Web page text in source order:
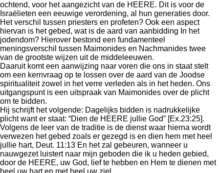
ochtend, voor het aangezicht van de HEERE. Dit is voor de
Israëlieten een eeuwige verordening, al hun generaties door.
Het verschil tussen priesters en profeten? Ook een aspect
hiervan is het gebed, wat is de aard van aanbidding In het
jodendom? Hierover bestond een fundamenteel
meningsverschil tussen Maimonides en Nachmanides twee
van de grootste wijzen uit de middeleeuwen.
Daaruit komt een aanwijzing naar voren die ons in staat stelt
om een kernvraag op te lossen over de aard van de Joodse
spiritualiteit zowel in het verre verleden als in het heden. Ons
uitgangspunt is een uitspraak van Maimonides over de plicht
om te bidden.
Hij schrijft het volgende: Dagelijks bidden is nadrukkelijke
plicht want er staat: “Dien de HEERE jullie God” [Ex.23:25].
Volgens de leer van de traditie is de dienst waar hierna wordt
verwezen het gebed zoals er gezegd is en dien hem met heel
jullie hart, Deut. 11:13 En het zal gebeuren, wanneer u
nauwgezet luistert naar mijn geboden die ik u heden gebied,
door de HEERE, uw God, lief te hebben en Hem te dienen met
heel uw hart en met heel uw ziel,